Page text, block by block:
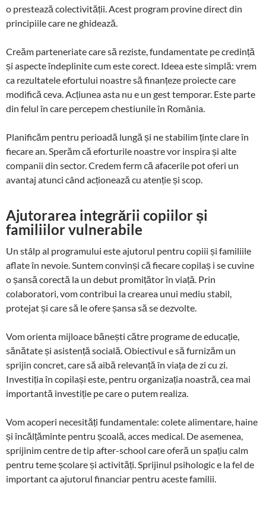
o prestează colectivității. Acest program provine direct din
principiile care ne ghidează.
Creăm parteneriate care să reziste, fundamentate pe credință
și aspecte îndeplinite cum este corect. Ideea este simplă: vrem
ca rezultatele efortului noastre să finanțeze proiecte care
modifică ceva. Acțiunea asta nu e un gest temporar. Este parte
din felul în care percepem chestiunile în România.
Planificăm pentru perioadă lungă și ne stabilim ținte clare în
fiecare an. Sperăm că eforturile noastre vor inspira și alte
companii din sector. Credem ferm că afacerile pot oferi un
avantaj atunci când acționează cu atenție și scop.
Ajutorarea integrării copiilor și
familiilor vulnerabile
Un stâlp al programului este ajutorul pentru copiii și familiile
aflate în nevoie. Suntem convinși că fiecare copilaș i se cuvine
o șansă corectă la un debut promițător în viață. Prin
colaboratori, vom contribui la crearea unui mediu stabil,
protejat și care să le ofere șansa să se dezvolte.
Vom orienta mijloace bănești către programe de educație,
sănătate și asistență socială. Obiectivul e să furnizăm un
sprijin concret, care să aibă relevanță în viața de zi cu zi.
Investiția în copilași este, pentru organizația noastră, cea mai
importantă investiție pe care o putem realiza.
Vom acoperi necesități fundamentale: colete alimentare, haine
și încălțăminte pentru școală, acces medical. De asemenea,
sprijinim centre de tip after-school care oferă un spațiu calm
pentru teme școlare și activități. Sprijinul psihologic e la fel de
important ca ajutorul financiar pentru aceste familii.